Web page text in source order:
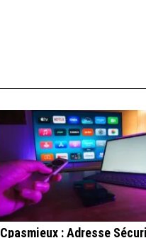
Cpasmieux : Adresse